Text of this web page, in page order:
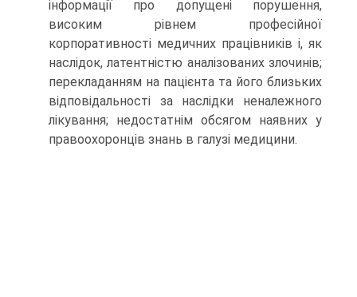
інформації про допущені порушення,
високим рівнем професійної
корпоративності медичних працівників і, як
наслідок, латентністю аналізованих злочинів;
перекладанням на пацієнта та його близьких
відповідальності за наслідки неналежного
лікування; недостатнім обсягом наявних у
правоохоронців знань в галузі медицини.